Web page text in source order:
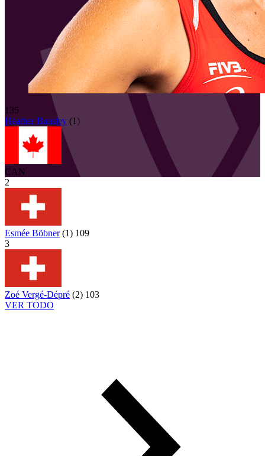
135
Heather Bansley (1)
CAN
2
Esmée Böbner (1) 109
3
Zoé Vergé-Dépré (2) 103
VER TODO